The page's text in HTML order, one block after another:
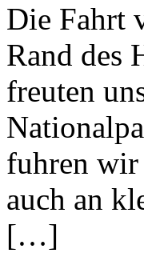
Die Fahrt
Rand des
freuten
fuhren wir
auch an
[…]